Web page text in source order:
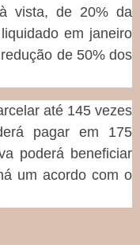
vista, de 20% da
em janeiro
de 50% dos
até 145 vezes
pagar em 175
poderá beneficiar
um acordo com o